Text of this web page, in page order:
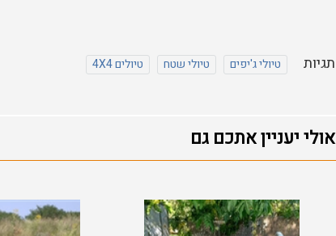
תגיות טיולי ג'יפים טיולי שטח טיולים 4X4
אולי יעניין אתכם גם